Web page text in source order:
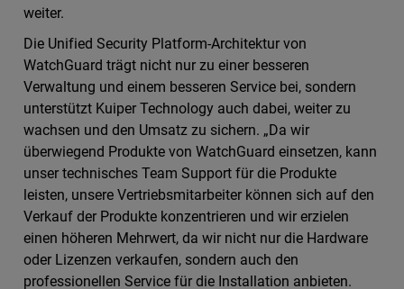
weiter.
Die Unified Security Platform-Architektur von
WatchGuard trägt nicht nur zu einer besseren
Verwaltung und einem besseren Service bei, sondern
unterstützt Kuiper Technology auch dabei, weiter zu
wachsen und den Umsatz zu sichern. „Da wir
überwiegend Produkte von WatchGuard einsetzen, kann
unser technisches Team Support für die Produkte
leisten, unsere Vertriebsmitarbeiter können sich auf den
Verkauf der Produkte konzentrieren und wir erzielen
einen höheren Mehrwert, da wir nicht nur die Hardware
oder Lizenzen verkaufen, sondern auch den
professionellen Service für die Installation anbieten.